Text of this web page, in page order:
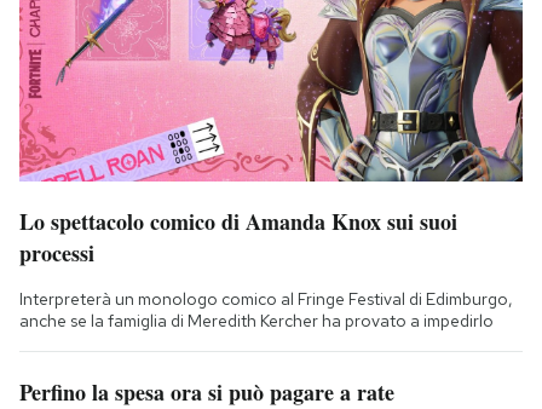
Lo spettacolo comico di Amanda Knox sui suoi
processi
Interpreterà un monologo comico al Fringe Festival di Edimburgo,
anche se la famiglia di Meredith Kercher ha provato a impedirlo
Perfino la spesa ora si può pagare a rate